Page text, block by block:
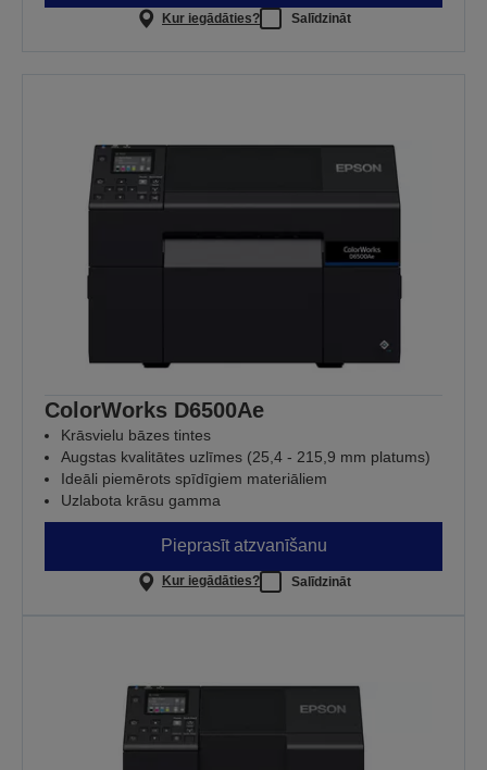
Kur iegādāties? Salīdzināt
ColorWorks D6500Ae
Krāsvielu bāzes tintes
Augstas kvalitātes uzlīmes (25,4 - 215,9 mm platums)
Ideāli piemērots spīdīgiem materiāliem
Uzlabota krāsu gamma
Pieprasīt atzvanīšanu
Kur iegādāties? Salīdzināt